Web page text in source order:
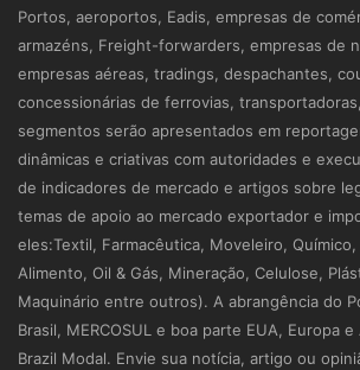
Portos, aeroportos, Eadis, empresas de
armazéns, Freight-forwarders, empresas de
empresas aéreas, tradings, despachantes,
concessionárias de ferrovias,
segmentos serão apresentados em
dinâmicas e criativas com autoridades e
de indicadores de mercado e artigos sobre
temas de apoio ao mercado exportador e
eles:Textil, Farmacêutica, Moveleiro, Químico,
Alimento, Oil & Gás, Mineração, Celulose,
Maquinário entre outros). A abrangência do
Brasil, MERCOSUL e boa parte EUA, Europa
Brazil Modal. Envie sua notícia, artigo ou